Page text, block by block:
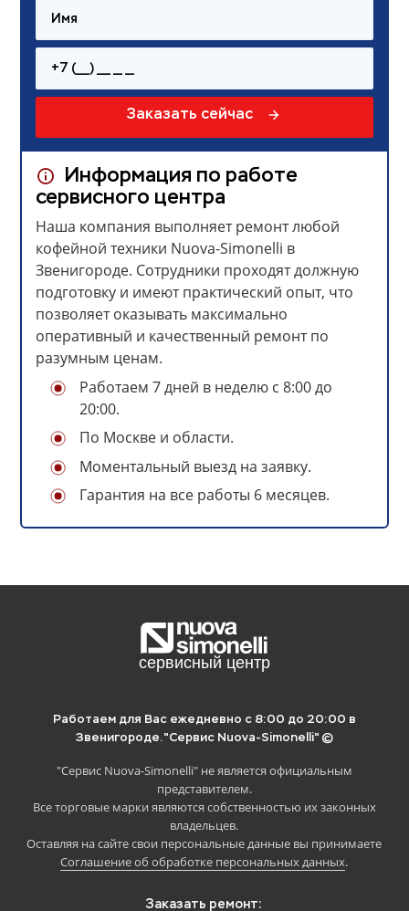
Заказать сейчас
Информация по работе
сервисного центра
Наша компания выполняет ремонт любой
кофейной техники Nuova-Simonelli в
Звенигороде. Сотрудники проходят должную
подготовку и имеют практический опыт, что
позволяет оказывать максимально
оперативный и качественный ремонт по
разумным ценам.
Работаем 7 дней в неделю с 8:00 до
20:00.
По Москве и области.
Моментальный выезд на заявку.
Гарантия на все работы 6 месяцев.
Отложите статью на потом, если
нет времени читать.
Скопировать
Работаем для Вас ежедневно с 8:00 до 20:00 в
Звенигороде."Сервис Nuova-Simonelli" ©
"Сервис Nuova-Simonelli" не является официальным
представителем.
Все торговые марки являются собственностью их законных
владельцев.
Оставляя на сайте свои персональные данные вы принимаете
Соглашение об обработке персональных данных.
Заказать ремонт: